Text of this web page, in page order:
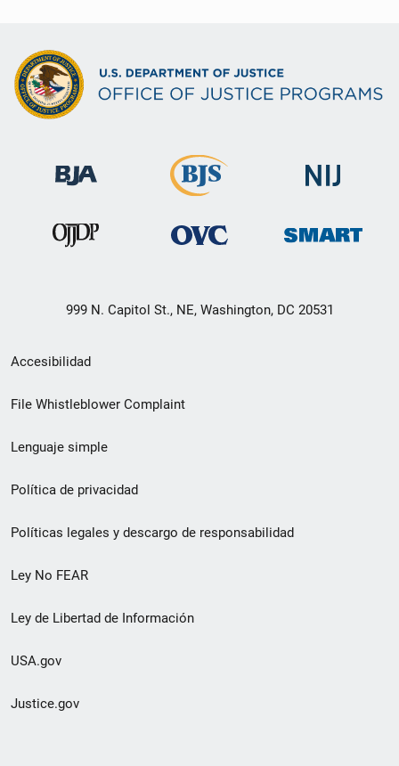
999 N. Capitol St., NE, Washington, DC 20531
Menú
de
de
pie
de
página
Accesibilidad
File Whistleblower Complaint
Lenguaje simple
Política de privacidad
Políticas legales y descargo de responsabilidad
Ley No FEAR
Ley de Libertad de Información
USA.gov
Justice.gov